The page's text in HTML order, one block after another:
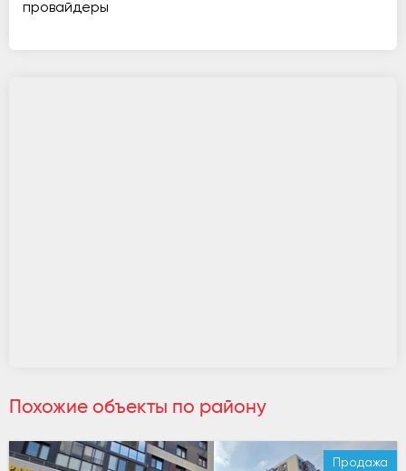
провайдеры
Похожие объекты по району
Продажа